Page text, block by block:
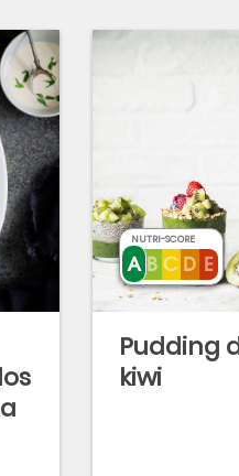
Pudding
kiwi
NUTRI-SCORE